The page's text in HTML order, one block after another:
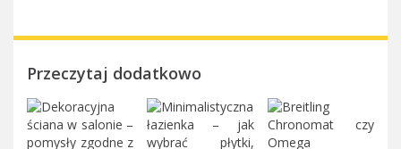
Przeczytaj dodatkowo